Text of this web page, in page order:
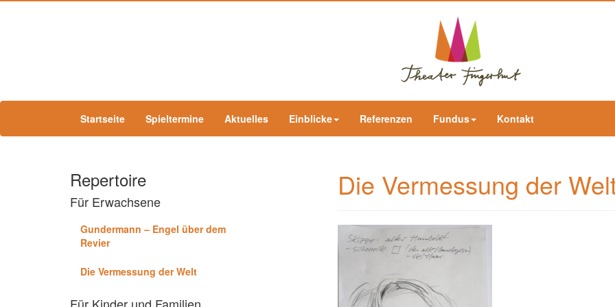
Startseite Spieltermine Aktuelles Einblicke Referenzen Fundus Kontakt
Repertoire
Für Erwachsene
Gundermann – Engel über dem
Revier
Die Vermessung der Welt
Die Vermessung der